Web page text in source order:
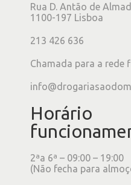
Rua D. Antão de
1100-197 Lisboa
213 426 636
Chamada para a rede
Horário
2ªa 6ª – 09:00 – 19:00
(Não fecha para